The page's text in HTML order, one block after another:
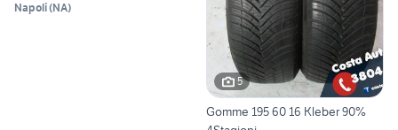
Napoli(NA)
5
Gomme 195 60 16 Kleber 90%